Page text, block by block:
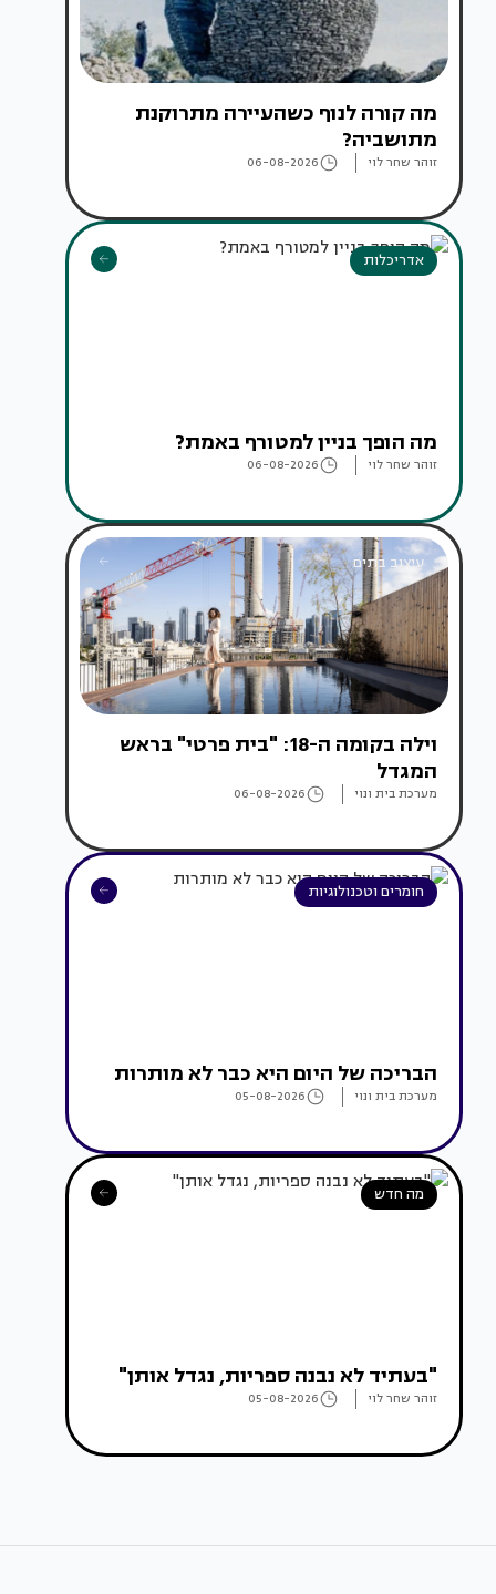
מה קורה לנוף כשהעיירה מתרוקנת
מתושביה?
זוהר שחר לוי 06-08-2026
אדריכלות
מה הופך בניין למטורף באמת?
זוהר שחר לוי 06-08-2026
עיצוב בתים
וילה בקומה ה-18: "בית פרטי" בראש
המגדל
מערכת בית ונוי 06-08-2026
חומרים וטכנולוגיות
הבריכה של היום היא כבר לא מותרות
מערכת בית ונוי 05-08-2026
מה חדש
"בעתיד לא נבנה ספריות, נגדל אותן"
זוהר שחר לוי 05-08-2026